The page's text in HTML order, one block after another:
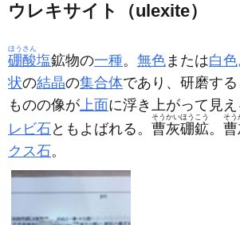
ウレキサイト（ulexite）
硼酸
ほうさん
塩鉱物の一種。 無色または白色
状の結晶の集合体であり、研磨す
ものの像が上面に浮き上がって見え
レビ石 ともよばれる。 曹灰硼鉱
そうかいほうこう
。
そう
クス石。